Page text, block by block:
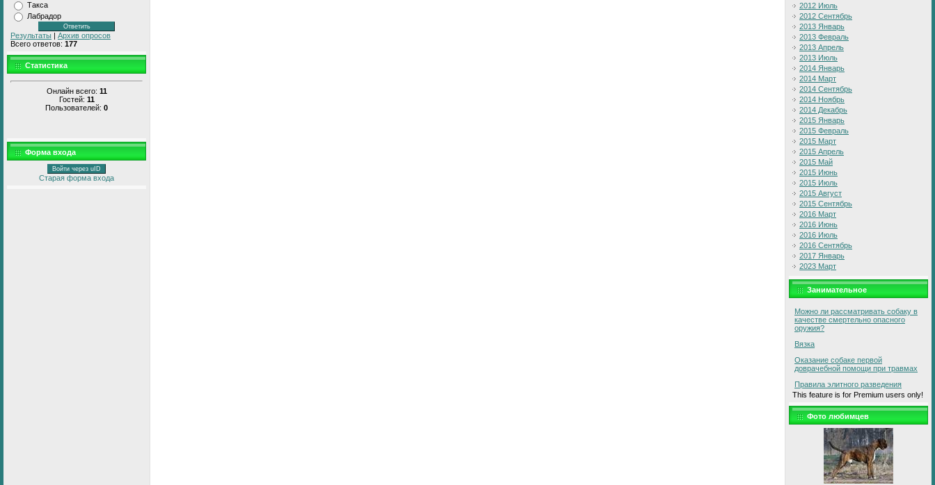
Такса
Лабрадор
Результаты | Архив опросов
Всего ответов: 177
Статистика
Онлайн всего: 11
Гостей: 11
Пользователей: 0
Форма входа
Войти через uID
Старая форма входа
2012 Июль
2012 Сентябрь
2013 Январь
2013 Февраль
2013 Апрель
2013 Июль
2014 Январь
2014 Март
2014 Сентябрь
2014 Ноябрь
2014 Декабрь
2015 Январь
2015 Февраль
2015 Март
2015 Апрель
2015 Май
2015 Июнь
2015 Июль
2015 Август
2015 Сентябрь
2016 Март
2016 Июнь
2016 Июль
2016 Сентябрь
2017 Январь
2023 Март
Занимательное
Можно ли рассматривать собаку в
качестве смертельно опасного
оружия?
Вязка
Оказание собаке первой
доврачебной помощи при травмах
Правила элитного разведения
This feature is for Premium users only!
Фото любимцев